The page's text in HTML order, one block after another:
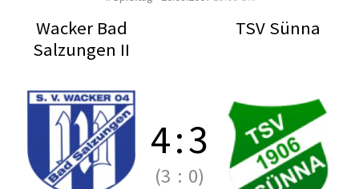
Wacker Bad
Salzungen II
TSV Sünna
4:3
(3 : 0)